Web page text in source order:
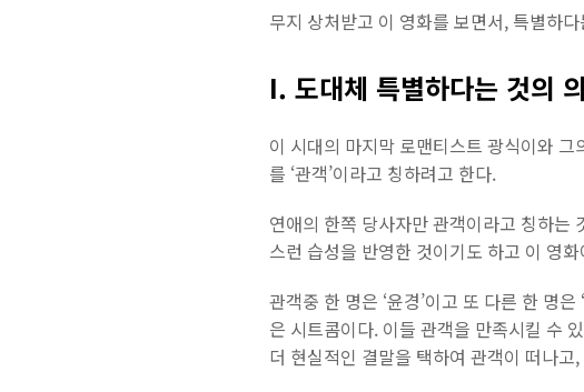
무지 상처받고 이 영화를 보면서, 특별하
I. 도대체 특별하다는 것의
이 시대의 마지막 로맨티스트 광식이와
를 ‘관객’이라고 칭하려고 한다.
연애의 한쪽 당사자만 관객이라고 칭하는
스런 습성을 반영한 것이기도 하고 이 영
관객중 한 명은 ‘윤경’이고 또 다른 한 명
은 시트콤이다. 이들 관객을 만족시킬 수
더 현실적인 결말을 택하여 관객이 떠나